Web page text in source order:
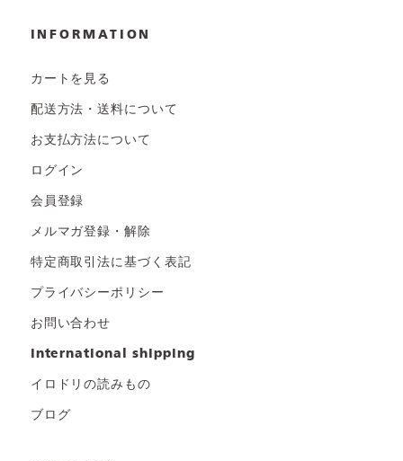
INFORMATION
カートを見る
配送方法・送料について
お支払方法について
ログイン
会員登録
メルマガ登録・解除
特定商取引法に基づく表記
プライバシーポリシー
お問い合わせ
international shipping
イロドリの読みもの
ブログ